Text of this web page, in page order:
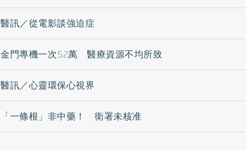
醫訊／從電影談強迫症
金門專機一次52萬 醫療資源不均所致
醫訊／心靈環保心視界
「一條根」非中藥！ 衛署未核准